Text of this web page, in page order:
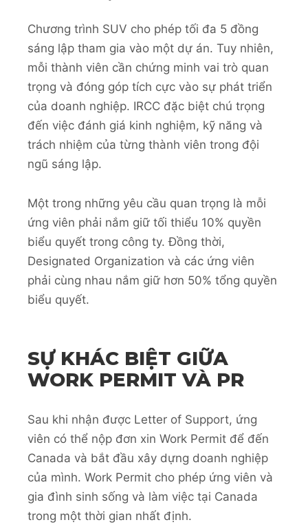
Chương trình SUV cho phép tối đa 5 đồng
sáng lập tham gia vào một dự án. Tuy nhiên,
mỗi thành viên cần chứng minh vai trò quan
trọng và đóng góp tích cực vào sự phát triển
của doanh nghiệp. IRCC đặc biệt chú trọng
đến việc đánh giá kinh nghiệm, kỹ năng và
trách nhiệm của từng thành viên trong đội
ngũ sáng lập.
Một trong những yêu cầu quan trọng là mỗi
ứng viên phải nắm giữ tối thiểu 10% quyền
biểu quyết trong công ty. Đồng thời,
Designated Organization và các ứng viên
phải cùng nhau nắm giữ hơn 50% tổng quyền
biểu quyết.
SỰ KHÁC BIỆT GIỮA
WORK PERMIT VÀ PR
Sau khi nhận được Letter of Support, ứng
viên có thể nộp đơn xin Work Permit để đến
Canada và bắt đầu xây dựng doanh nghiệp
của mình. Work Permit cho phép ứng viên và
gia đình sinh sống và làm việc tại Canada
trong một thời gian nhất định.